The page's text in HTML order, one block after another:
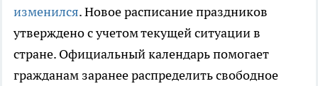
изменился. Новое расписание праздников
утверждено с учетом текущей ситуации в
стране. Официальный календарь помогает
гражданам заранее распределить свободное